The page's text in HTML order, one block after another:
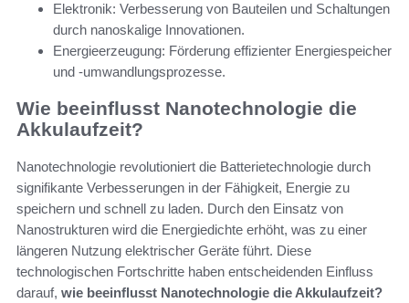
Elektronik: Verbesserung von Bauteilen und Schaltungen
durch nanoskalige Innovationen.
Energieerzeugung: Förderung effizienter Energiespeicher
und -umwandlungsprozesse.
Wie beeinflusst Nanotechnologie die
Akkulaufzeit?
Nanotechnologie revolutioniert die Batterietechnologie durch
signifikante Verbesserungen in der Fähigkeit, Energie zu
speichern und schnell zu laden. Durch den Einsatz von
Nanostrukturen wird die Energiedichte erhöht, was zu einer
längeren Nutzung elektrischer Geräte führt. Diese
technologischen Fortschritte haben entscheidenden Einfluss
darauf, wie beeinflusst Nanotechnologie die Akkulaufzeit?